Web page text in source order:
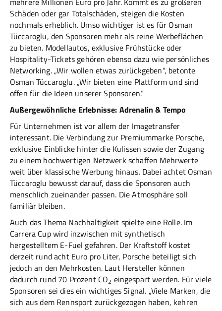
Schäden oder gar Totalschäden, steigen die Kosten
nochmals erheblich. Umso wichtiger ist es für Osman
Tüccaroglu, den Sponsoren mehr als reine Werbeflächen
zu bieten. Modellautos, exklusive Frühstücke oder
Hospitality-Tickets gehören ebenso dazu wie persönliches
Networking. „Wir wollen etwas zurückgeben“, betonte
Osman Tüccaroglu. „Wir bieten eine Plattform und sind
offen für die Ideen unserer Sponsoren.“
Außergewöhnliche Erlebnisse: Adrenalin & Tempo
Für Unternehmen ist vor allem der Imagetransfer
interessant. Die Verbindung zur Premiummarke Porsche,
exklusive Einblicke hinter die Kulissen sowie der Zugang
zu einem hochwertigen Netzwerk schaffen Mehrwerte
weit über klassische Werbung hinaus. Dabei achtet Osman
Tüccaroglu bewusst darauf, dass die Sponsoren auch
menschlich zueinander passen. Die Atmosphäre soll
familiär bleiben.
Auch das Thema Nachhaltigkeit spielte eine Rolle. Im
Carrera Cup wird inzwischen mit synthetisch
hergestelltem E-Fuel gefahren. Der Kraftstoff kostet
derzeit rund acht Euro pro Liter, Porsche beteiligt sich
jedoch an den Mehrkosten. Laut Hersteller können
dadurch rund 70 Prozent CO2 eingespart werden. Für viele
Sponsoren sei dies ein wichtiges Signal. „Viele Marken, die
sich aus dem Rennsport zurückgezogen haben, kehren